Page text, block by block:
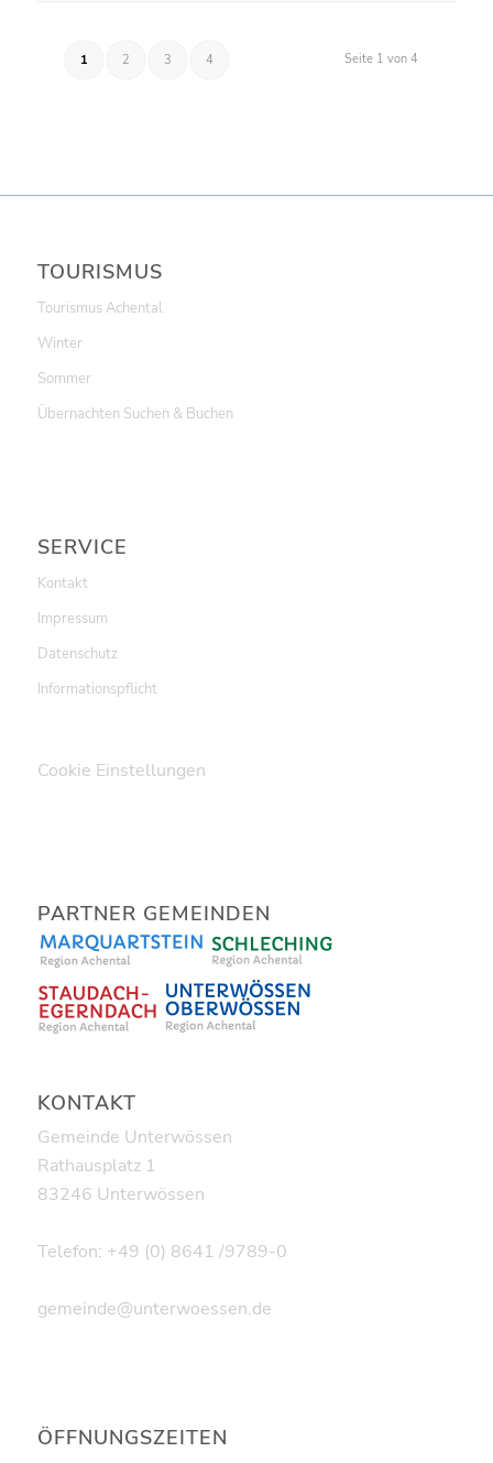
Seite 1 von 4
1 2 3 4
TOURISMUS
Tourismus Achental
Winter
Sommer
Übernachten Suchen & Buchen
SERVICE
Kontakt
Impressum
Datenschutz
Informationspflicht
Cookie Einstellungen
PARTNER GEMEINDEN
KONTAKT
Gemeinde Unterwössen
Rathausplatz 1
83246 Unterwössen
Telefon: +49 (0) 8641 /9789-0
gemeinde@unterwoessen.de
ÖFFNUNGSZEITEN